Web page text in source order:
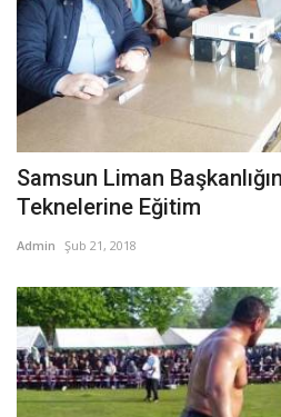
Samsun Liman
Teknelerine Eğitim
Admin Şub 21, 2018